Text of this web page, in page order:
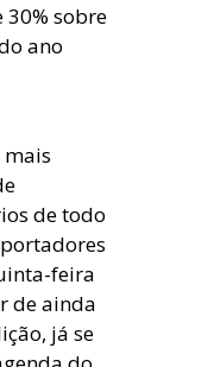
30% sobre
ano
de todo
feira
de ainda
já se